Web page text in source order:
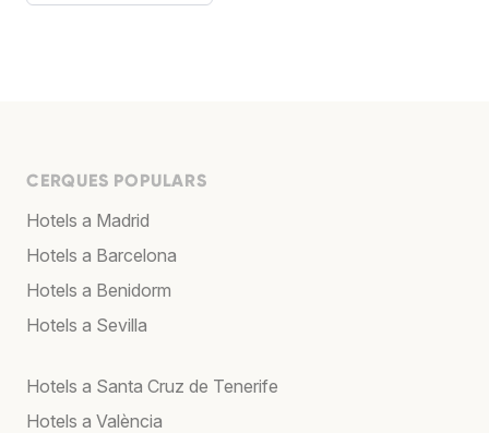
CERQUES POPULARS
Hotels a Madrid
Hotels a Barcelona
Hotels a Benidorm
Hotels a Sevilla
Hotels a Santa Cruz de Tenerife
Hotels a València